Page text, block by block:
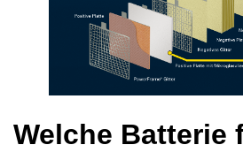
Welche Batterie